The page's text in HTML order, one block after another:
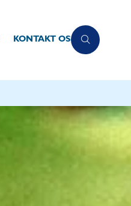
KONTAKT OS